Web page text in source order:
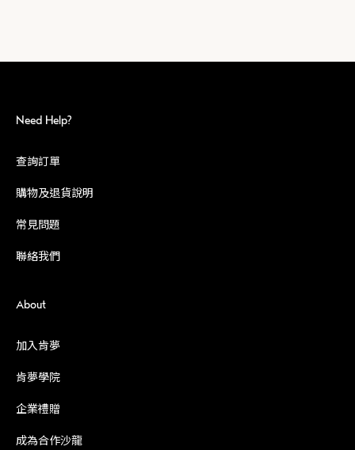
About
加入肯夢
肯夢學院
企業禮贈
成為合作沙龍
Need Help?
查詢訂單
購物及退貨說明
常見問題
聯絡我們